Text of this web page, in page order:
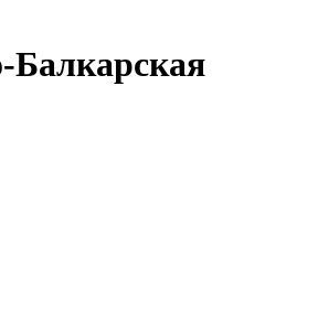
Балкарская